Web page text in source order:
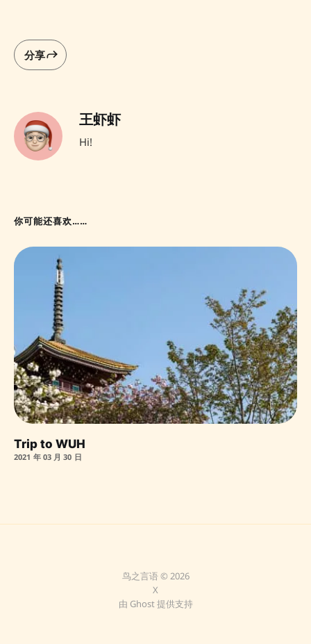
分享
王虾虾
Hi!
你可能还喜欢……
Trip to WUH
2021 年 03 月 30 日
鸟之言语 © 2026
X
由 Ghost提供支持